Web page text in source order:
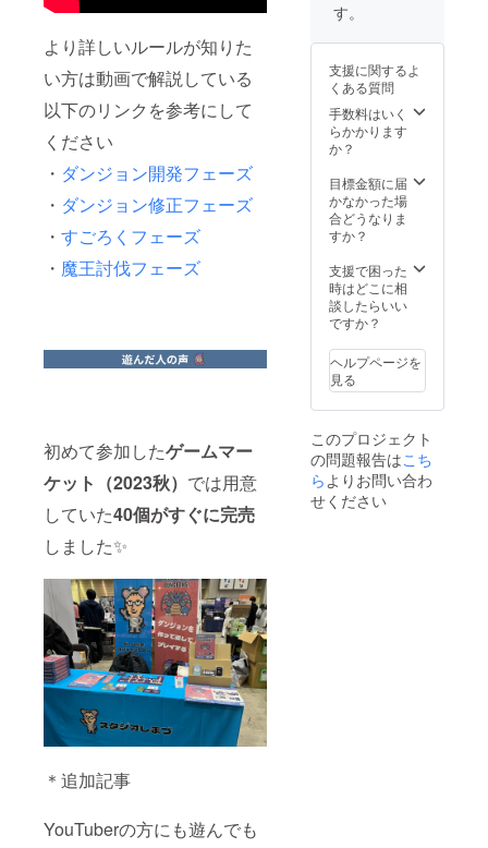
より詳しいルールが知りた
い方は動画で解説している
以下のリンクを参考にして
ください
・ ダンジョン開発フェーズ
・ ダンジョン修正フェーズ
・ すごろくフェーズ
・ 魔王討伐フェーズ
初めて参加したゲームマー
ケット（2023秋） では用意
していた40個がすぐに完売
しました✨
＊追加記事
YouTuberの方にも遊んでも
同で
ゲーム
を作る
（連絡
手段と
ファン
ディン
グ終了
で
Discord
の招待
が届き
す。
支援に関するよ
くある質問
手数料はいく
らかかります
か？
目標金額に届
かなかった場
合どうなりま
すか？
支援で困った
時はどこに相
談したらいい
ですか？
ヘルプページを
見る
このプロジェクト
の問題報告はこち
らよりお問い合わ
せください